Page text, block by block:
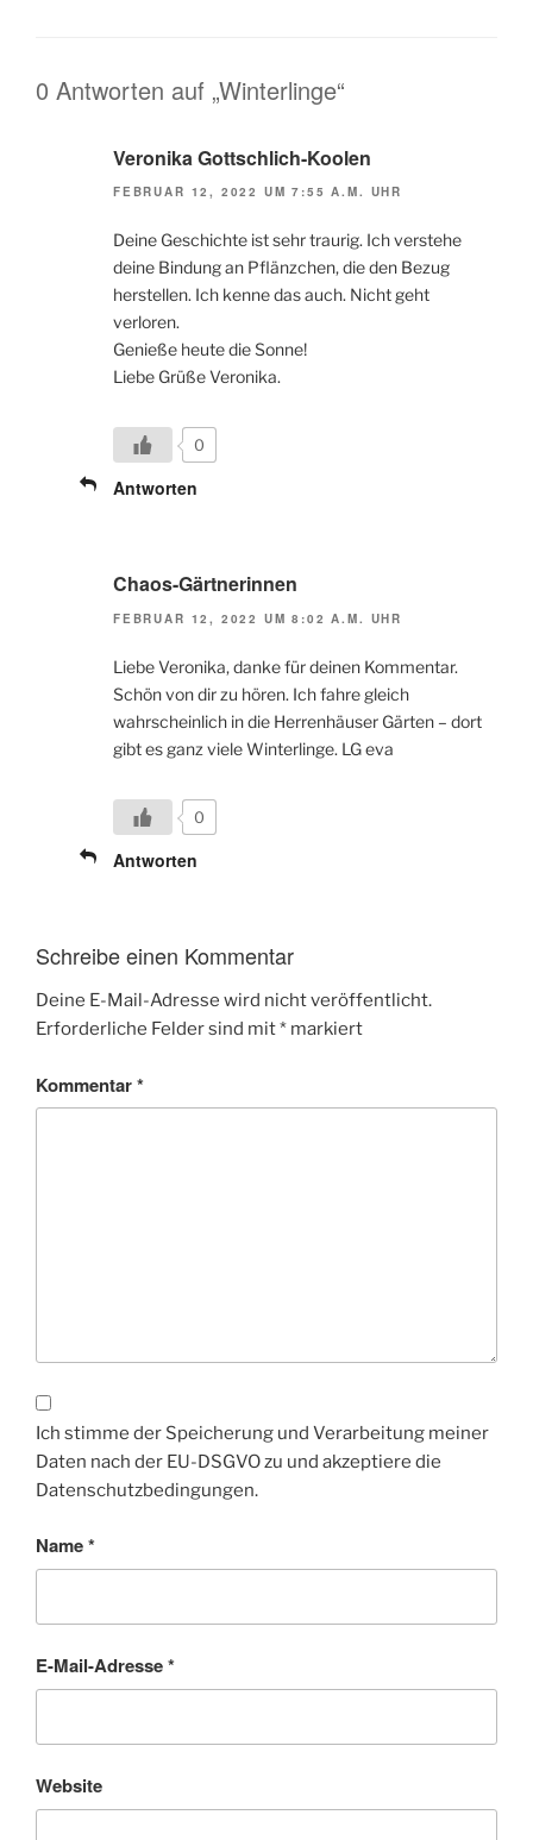
0 Antworten auf „Winterlinge“
Veronika Gottschlich-Koolen
FEBRUAR 12, 2022 UM 7:55 A.M. UHR
Deine Geschichte ist sehr traurig. Ich verstehe
deine Bindung an Pflänzchen, die den Bezug
herstellen. Ich kenne das auch. Nicht geht
verloren.
Genieße heute die Sonne!
Liebe Grüße Veronika.
0
Antworten
Chaos-Gärtnerinnen
FEBRUAR 12, 2022 UM 8:02 A.M. UHR
Liebe Veronika, danke für deinen Kommentar.
Schön von dir zu hören. Ich fahre gleich
wahrscheinlich in die Herrenhäuser Gärten – dort
gibt es ganz viele Winterlinge. LG eva
0
Antworten
Schreibe einen Kommentar
Deine E-Mail-Adresse wird nicht veröffentlicht.
Erforderliche Felder sind mit* markiert
Kommentar*
Ich stimme der Speicherung und Verarbeitung meiner
Daten nach der EU-DSGVO zu und akzeptiere die
Datenschutzbedingungen.
Name*
E-Mail-Adresse*
Website